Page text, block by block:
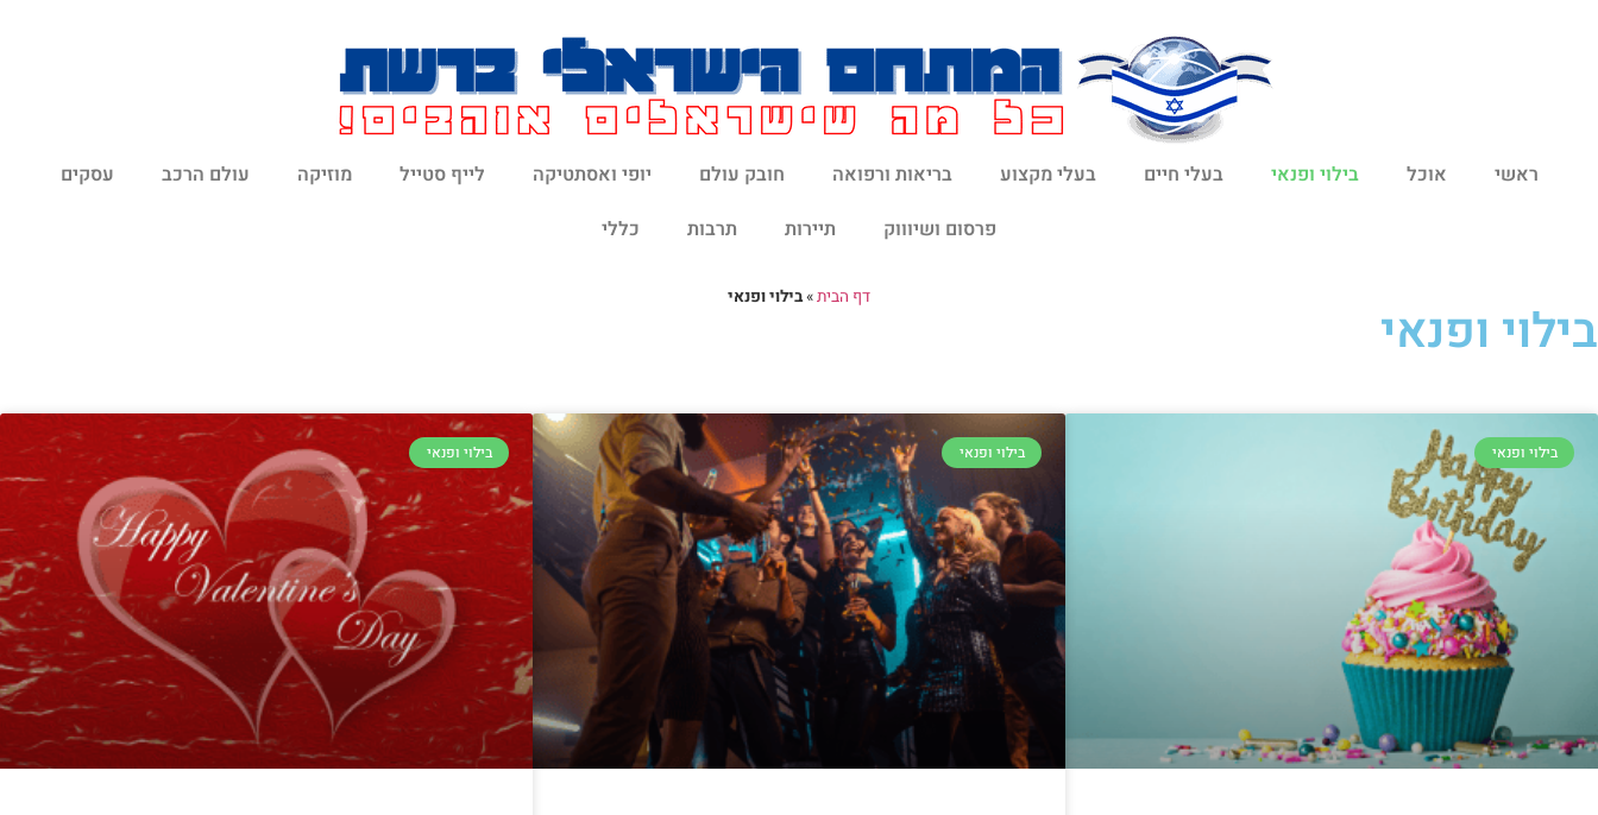
ראשי אוכל בילוי ופנאי בעלי חיים בעלי מקצוע בריאות ורפואה חובק עולם יופי ואסתטיקה לייף סטייל מוזיקה עולם הרכב
עסקים
פרסום ושיוווק
תיירות תרבות כללי
דף הבית»בילוי ופנאי בילוי ופנאי
בילוי ופנאי בילוי ופנאי בילוי ופנאי